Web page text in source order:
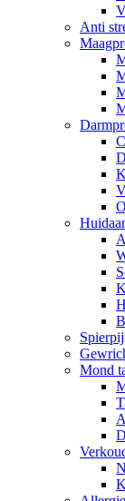
Anti
Mond